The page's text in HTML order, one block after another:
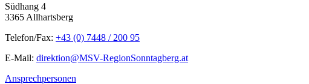
Südhang 4
3365 Allhartsberg
Telefon/Fax: +43 (0) 7448 / 200 95
E-Mail: direktion@MSV-RegionSonntagberg.at
Ansprechpersonen